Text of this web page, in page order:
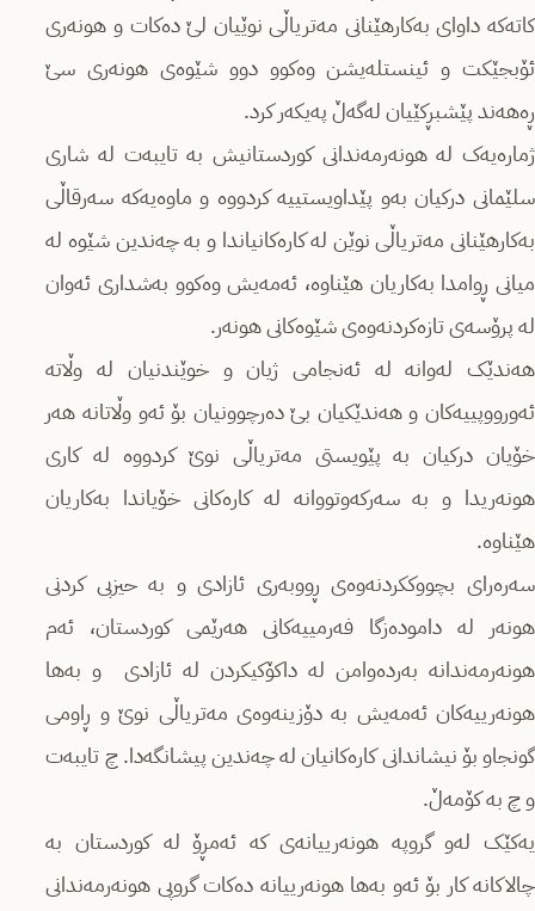
کاتەکە داوای بەکارهێنانی مەتریاڵی نوێیان لێ دەکات و هونەری
ئۆبجێکت و ئینستلەیشن وەکوو دوو شێوەی هونەری سێ
ڕەهەند پێشبڕکێیان لەگەڵ پەیکەر کرد.
ژمارەیەک لە هونەرمەندانی کوردستانیش بە تایبەت لە شاری
سلێمانی درکیان بەو پێداویستییە کردووە و ماوەیەکە سەرقاڵی
بەکارهێنانی مەتریاڵی نوێن لە کارەکانیاندا و بە چەندین شێوە لە
میانی ڕوامدا بەکاریان هێناوە، ئەمەیش وەکوو بەشداری ئەوان
لە پرۆسەی تازەکردنەوەی شێوەکانی هونەر.
هەندێک لەوانە لە ئەنجامی ژیان و خوێندنیان لە وڵاتە
ئەورووپییەکان و هەندێکیان بێ دەرچوونیان بۆ ئەو وڵاتانە هەر
خۆیان درکیان بە پێویستی مەتریاڵی نوێ کردووە لە کاری
هونەریدا و بە سەرکەوتووانە لە کارەکانی خۆیاندا بەکاریان
هێناوە.
سەرەرای بچووککردنەوەی ڕووبەری ئازادی و بە حیزبی کردنی
هونەر لە دامودەزگا فەرمییەکانی هەرێمی کوردستان، ئەم
هونەرمەندانە بەردەوامن لە داکۆکیکردن لە ئازادی و بەها
هونەرییەکان ئەمەیش بە دۆزینەوەی مەتریاڵی نوێ و ڕاومی
گونجاو بۆ نیشاندانی کارەکانیان لە چەندین پیشانگەدا. چ تایبەت
و چ بە کۆمەڵ.
یەکێک لەو گروپە هونەرییانەی کە ئەمڕۆ لە کوردستان بە
چالاکانە کار بۆ ئەو بەها هونەرییانە دەکات گروپی هونەرمەندانی